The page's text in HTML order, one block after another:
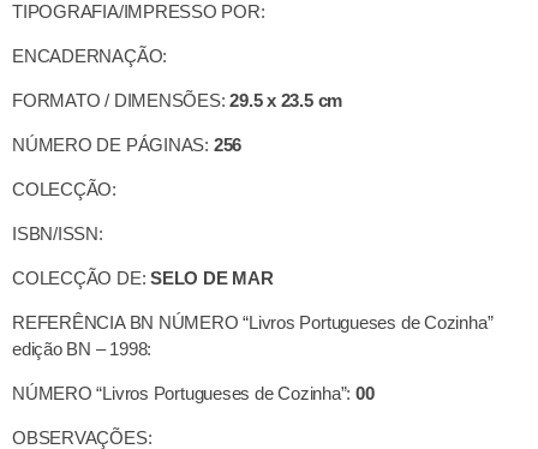
TIPOGRAFIA/IMPRESSO POR:
ENCADERNAÇÃO:
FORMATO / DIMENSÕES:29.5 x 23.5 cm
NÚMERO DE PÁGINAS: 256
COLECÇÃO:
ISBN/ISSN:
COLECÇÃO DE: SELO DE MAR
REFERÊNCIA BN NÚMERO “Livros Portugueses de Cozinha”
edição BN – 1998:
NÚMERO “Livros Portugueses de Cozinha”: 00
OBSERVAÇÕES: